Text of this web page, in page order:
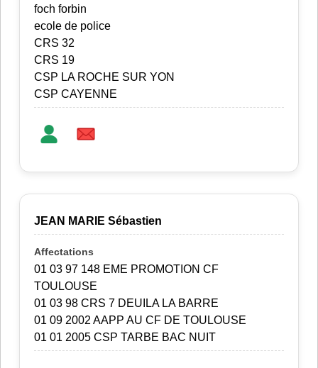
foch forbin
ecole de police
CRS 32
CRS 19
CSP LA ROCHE SUR YON
CSP CAYENNE
JEAN MARIE Sébastien
01 03 97 148 EME PROMOTION CF
TOULOUSE
01 03 98 CRS 7 DEUILA LA BARRE
01 09 2002 AAPP AU CF DE TOULOUSE
01 01 2005 CSP TARBE BAC NUIT